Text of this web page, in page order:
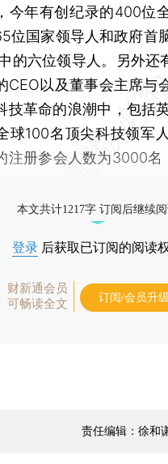
今年有创纪录的400位
位国家领导人和政府首
的六位领导人。另外还
CEO以及董事会主席与
技革命的浪潮中，包括
球100名顶尖科技领军
注册参会人数为3000名
本文共计1217字 订阅后继续
登录 后获取已订阅的阅读
财新通会员
可畅读全文
订阅/会员升级
责任编辑：徐和